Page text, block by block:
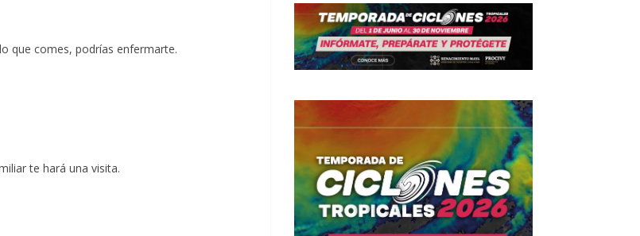
que comes, podrías enfermarte.
te hará una visita.